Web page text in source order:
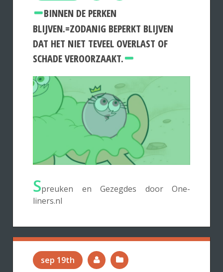
BINNEN DE PERKEN
BLIJVEN.=ZODANIG BEPERKT BLIJVEN
DAT HET NIET TEVEEL OVERLAST OF
SCHADE VEROORZAAKT.
Spreuken en Gezegdes door One-
liners.nl
sep 19th